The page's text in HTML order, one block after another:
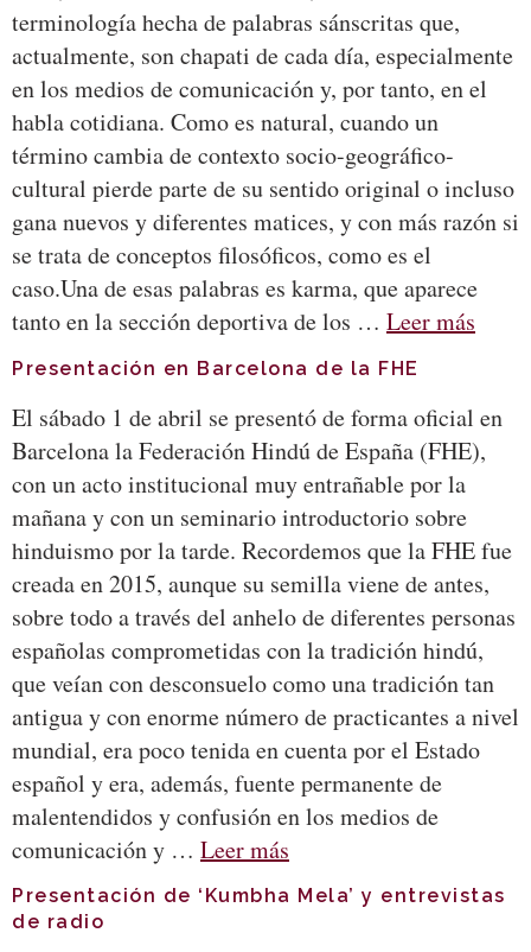
terminología hecha de palabras sánscritas que,
actualmente, son chapati de cada día, especialmente
en los medios de comunicación y, por tanto, en el
habla cotidiana. Como es natural, cuando un
término cambia de contexto socio-geográfico-
cultural pierde parte de su sentido original o incluso
gana nuevos y diferentes matices, y con más razón si
se trata de conceptos filosóficos, como es el
caso.Una de esas palabras es karma, que aparece
tanto en la sección deportiva de los … Leer más
Presentación en Barcelona de la FHE
El sábado 1 de abril se presentó de forma oficial en
Barcelona la Federación Hindú de España (FHE),
con un acto institucional muy entrañable por la
mañana y con un seminario introductorio sobre
hinduismo por la tarde. Recordemos que la FHE fue
creada en 2015, aunque su semilla viene de antes,
sobre todo a través del anhelo de diferentes personas
españolas comprometidas con la tradición hindú,
que veían con desconsuelo como una tradición tan
antigua y con enorme número de practicantes a nivel
mundial, era poco tenida en cuenta por el Estado
español y era, además, fuente permanente de
malentendidos y confusión en los medios de
comunicación y … Leer más
Presentación de ‘Kumbha Mela’ y entrevistas
de radio